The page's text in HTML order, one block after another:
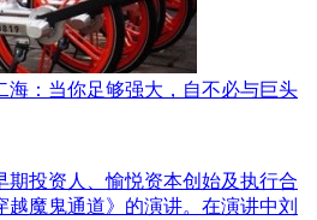
海：当你足够强大，自不必与巨头
期投资人、愉悦资本创始及执行合
越魔鬼通道》的演讲。在演讲中刘